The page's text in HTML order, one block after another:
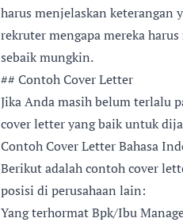
harus menjelaskan keterangan
rekruter mengapa mereka
sebaik mungkin.
## Contoh Cover Letter
Jika Anda masih belum terlalu
cover letter yang baik untuk
Contoh Cover Letter Bahasa
Berikut adalah contoh cover
posisi di perusahaan lain:
Yang terhormat Bpk/Ibu